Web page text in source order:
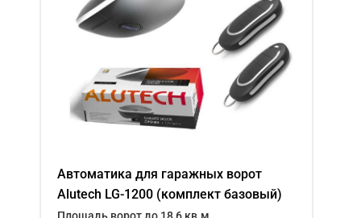
Автоматика для гаражных ворот
Alutech LG-1200 (комплект базовый)